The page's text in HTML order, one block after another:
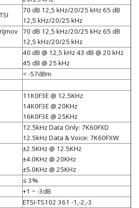
70 dB 12,5 kHz/20/25 kHz 65 dB
12,5 kHz/20/25 kHz
70 dB 12,5 kHz/20/25 kHz 65 dB
12,5 kHz/20/25 kHz
40 dB @ 12,5 kHz 43 dB @ 20 kHz
45 dB @ 25 kHz
< -57dBm
11K0F3E @ 12.5KHz
14K0F3E @ 20KHz
16K0F3E @ 25KHz
12.5kHz Data Only: 7K60FXD
12.5kHz Data & Voice: 7K60FXW
±2.5KHz @ 12.5KHz
±4.0KHz @ 20KHz
±5.0KHz @ 25KHz
≤ 3%
+1 ~ -3dB
ETSI-TS102 361 -1,-2,-3